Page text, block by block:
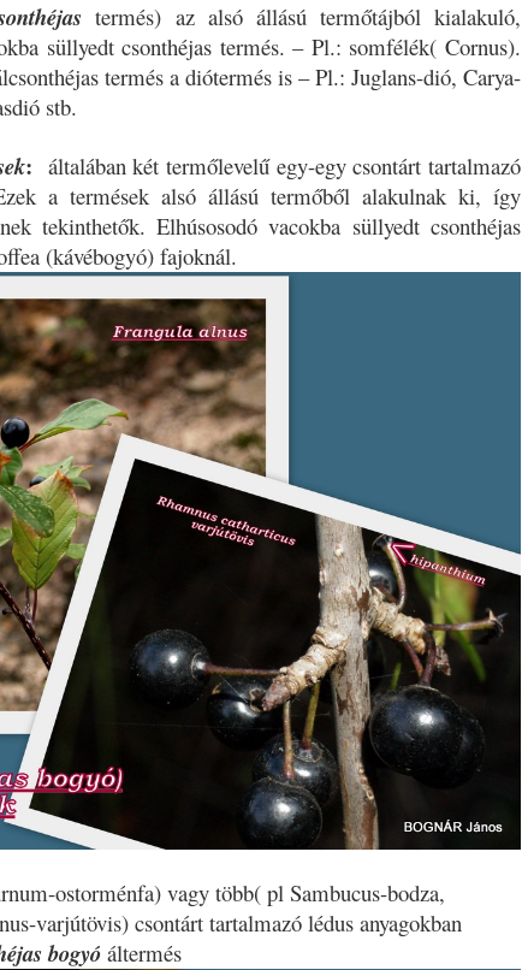
termés) az alsó állású termőtájból kialakuló,
süllyedt csonthéjas termés. – Pl.: somfélék( Cornus).
termés a diótermés is – Pl.: Juglans-dió, Carya-
stb.
: általában két termőlevelű egy-egy csontárt tartalmazó
a termések alsó állású termőből alakulnak ki, így
tekinthetők. Elhúsosodó vacokba süllyedt csonthéjas
(kávébogyó) fajoknál.
ostorménfa) vagy több( pl Sambucus-bodza,
varjútövis) csontárt tartalmazó lédus anyagokban
bogyóáltermés